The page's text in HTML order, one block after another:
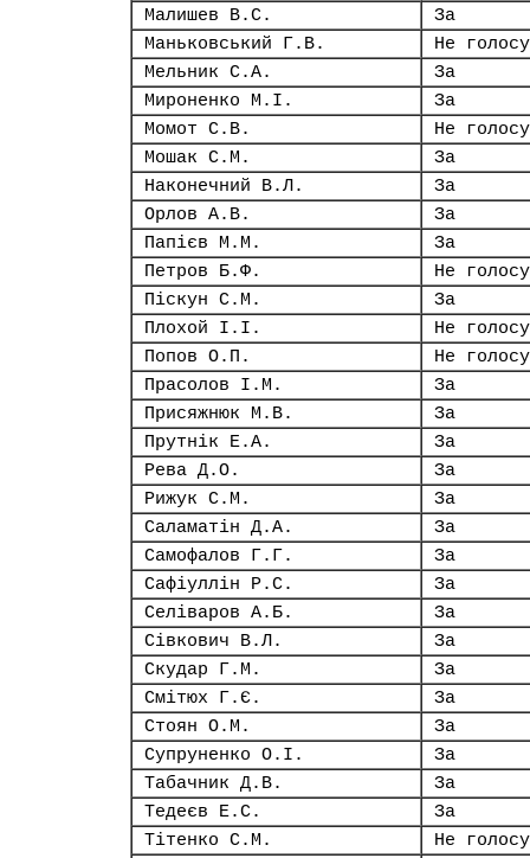
Малишев В.С.
За
Маньковський Г.В.
Не
Мельник С.А.
За
Мироненко М.І.
За
Момот С.В.
Не
Мошак С.М.
За
Наконечний В.Л.
За
Орлов А.В.
За
Папієв М.М.
За
Петров Б.Ф.
Не
Піскун С.М.
За
Плохой І.І.
Не
Попов О.П.
Не
Прасолов І.М.
За
Присяжнюк М.В.
За
Прутнік Е.А.
За
Рева Д.О.
За
Рижук С.М.
За
Саламатін Д.А.
За
Самофалов Г.Г.
За
Сафіуллін Р.С.
За
Селіваров А.Б.
За
Сівкович В.Л.
За
Скудар Г.М.
За
Смітюх Г.Є.
За
Стоян О.М.
За
Супруненко О.І.
За
Табачник Д.В.
За
Тедеєв Е.С.
За
Тітенко С.М.
Не